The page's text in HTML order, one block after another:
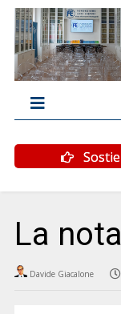
La
Davide Giacalone